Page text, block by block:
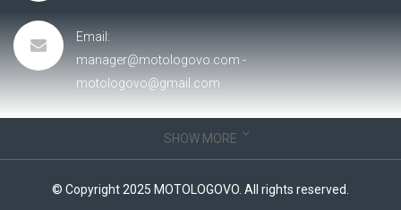
Email:
manager@motologovo.com -
motologovo@gmail.com
SHOW MORE
© Copyright 2025 MOTOLOGOVO. All rights reserved.